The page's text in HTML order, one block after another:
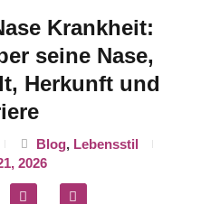
Krankheit:
seine Nase,
Herkunft und
Blog, Lebensstil
2026
P
i
M
e